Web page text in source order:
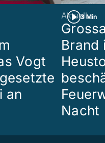
Vogt
an
3 Min
Aktuell
Brand
Nacht